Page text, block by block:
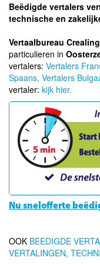
Beëdigde vertalers
technische en
Vertaalbureau
particulieren in
vertalers: Vertalers
Spaans, Vertalers
vertaler: kijk hier.
Nu snelofferte
OOK BEEDIGDE
VERTALINGEN,